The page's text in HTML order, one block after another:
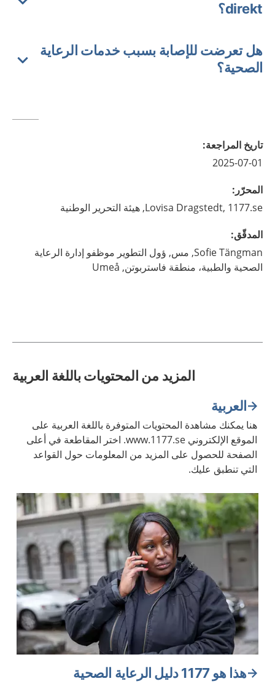
direkt؟
هل تعرضت للإصابة بسبب خدمات الرعاية
الصحية؟
تاريخ المراجعة:
2025-07-01
المحرّر :
Lovisa Dragstedt, 1177.se, هيئة التحرير الوطنية
المدقّق:
SofieTängman, مس, ؤول التطوير موظفو إدارة الرعاية
الصحية والطبية، منطقة فاستربوتن, Umeå
المزيد من المحتويات باللغة العربية
العربية
هنا يمكنك مشاهدة المحتويات المتوفرة باللغة العربية على
الموقع الإلكتروني www.1177.se. اختر المقاطعة في أعلى
الصفحة للحصول على المزيد من المعلومات حول القواعد
التي تنطبق عليك.
هذا هو 1177 دليل الرعاية الصحية